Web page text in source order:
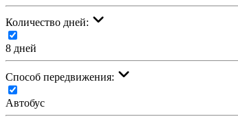
Количество дней:
8 дней
Cпособ передвижения:
Автобус